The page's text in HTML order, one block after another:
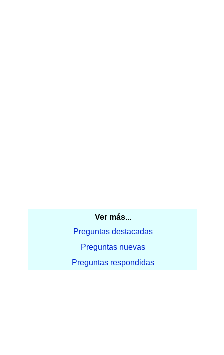
Ver más...
Preguntas destacadas
Preguntas nuevas
Preguntas respondidas